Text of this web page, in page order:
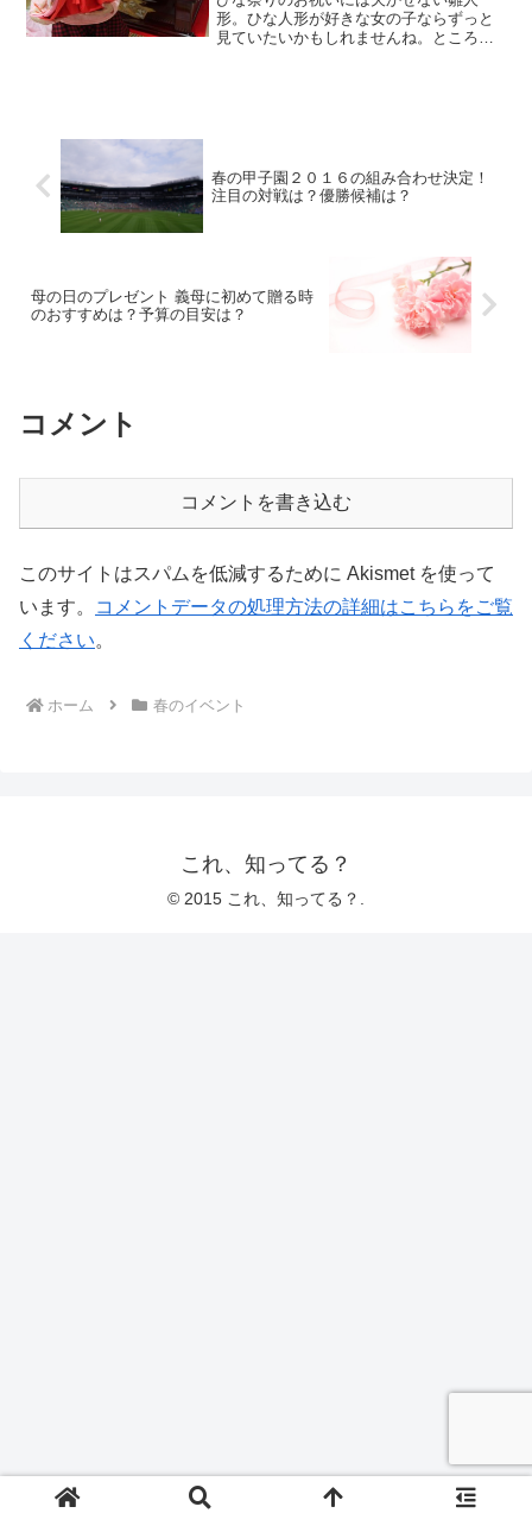
形。ひな人形が好きな女の子ならずっと
見ていたいかもしれませんね。ところで
春の甲子園２０１６の組み合わせ決定！
注目の対戦は？優勝候補は？
母の日のプレゼント 義母に初めて贈る時
のおすすめは？予算の目安は？
コメント
コメントを書き込む
このサイトはスパムを低減するために Akismet を使って
います。
コメントデータの処理方法の詳細はこちらをご覧
ください。
ホーム 春のイベント
これ、知ってる？
© 2015 これ、知ってる？.